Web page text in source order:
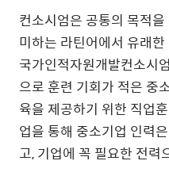
컨소시엄은 공통의 목적
미하는 라틴어에서 유래
국가인적자원개발컨소시
으로 훈련 기회가 적은 중
육을 제공하기 위한 직업
업을 통해 중소기업 인력
고, 기업에 꼭 필요한 전력